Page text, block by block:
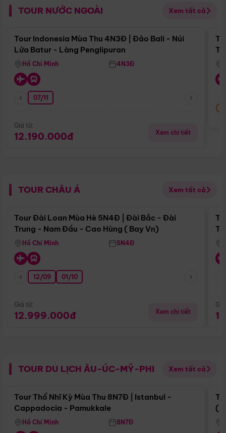
TOUR NƯỚC NGOÀI Xem tất cả
Điểm nổi bật
Tour Indonesia Mùa Thu 4N3Đ | Đảo Bali - Núi
Lửa Batur - Làng Penglipuran
Hồ Chí Minh 4N3Đ
07/11
Giá từ:
12.190.000đ Xem chi tiết
TOUR CHÂU Á Xem tất cả
Điểm nổi bật
Tour Đài Loan Mùa Hè 5N4Đ | Đài Bắc - Đài
Trung - Nam Đầu - Cao Hùng ( Bay Vn)
Hồ Chí Minh 5N4Đ
12/09 01/10
Giá từ:
12.999.000đ Xem chi tiết
TOUR DU LỊCH ÂU-ÚC-MỸ-PHI Xem tất cả
Điểm nổi bật
Tour Thổ Nhĩ Kỳ Mùa Thu 8N7Đ | Istanbul -
Cappadocia - Pamukkale
Hồ Chí Minh 8N7Đ